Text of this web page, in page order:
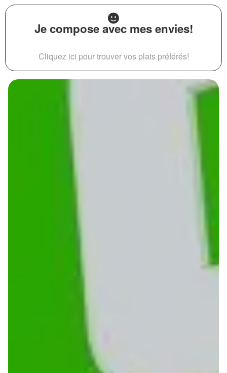
Je compose avec mes envies!
Cliquez ici pour trouver vos plats préférés!